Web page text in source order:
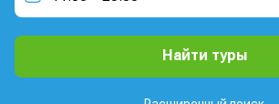
Найти туры